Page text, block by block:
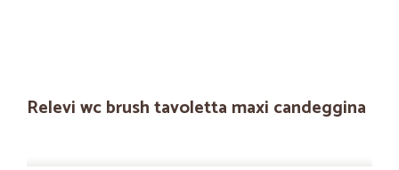
Relevi wc brush tavoletta maxi candeggina